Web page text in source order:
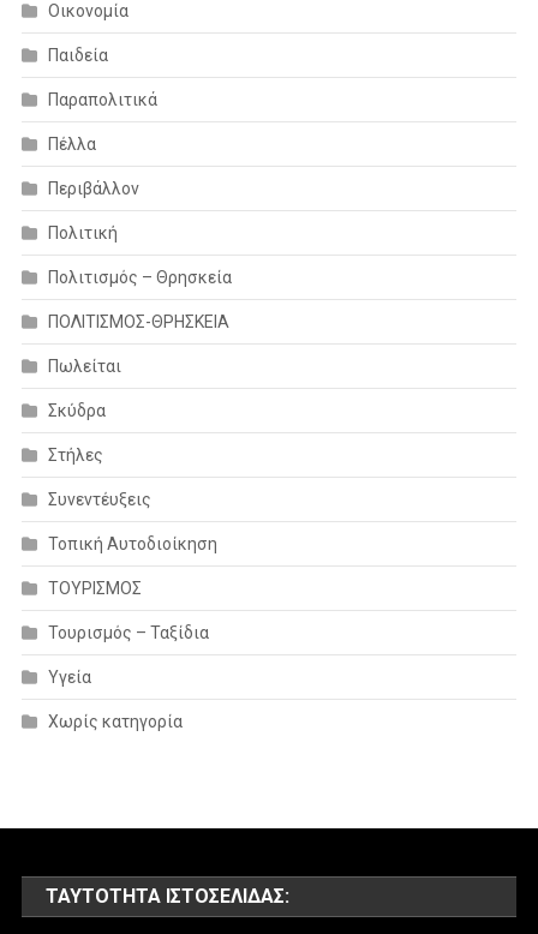
Οικονομία
Παιδεία
Παραπολιτικά
Πέλλα
Περιβάλλον
Πολιτική
Πολιτισμός – Θρησκεία
ΠΟΛΙΤΙΣΜΟΣ-ΘΡΗΣΚΕΙΑ
Πωλείται
Σκύδρα
Στήλες
Συνεντέυξεις
Τοπική Αυτοδιοίκηση
ΤΟΥΡΙΣΜΟΣ
Τουρισμός – Ταξίδια
Υγεία
Χωρίς κατηγορία
ΤΑΥΤΌΤΗΤΑ ΙΣΤΟΣΕΛΊΔΑΣ: